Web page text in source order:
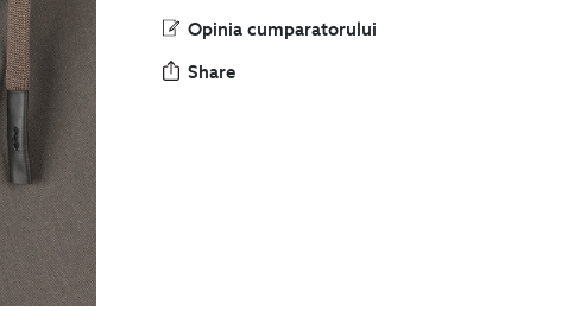
Opinia cumparatorului
Share